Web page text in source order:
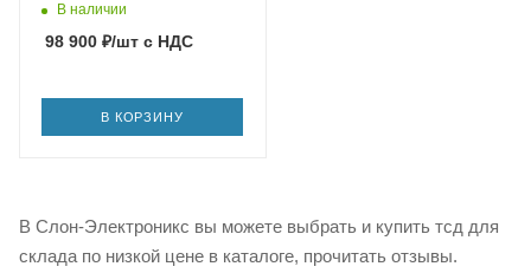
В наличии
98 900 ₽/шт с НДС
В КОРЗИНУ
В Слон-Электроникс вы можете выбрать и купить тсд для
склада по низкой цене в каталоге, прочитать отзывы.